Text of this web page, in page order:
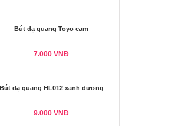
Bút dạ quang Toyo cam
7.000 VNĐ
Bút dạ quang HL012 xanh dương
9.000 VNĐ